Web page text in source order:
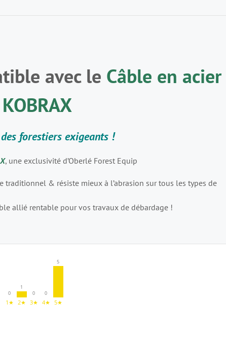
avec le Câble en
KOBRAX
forestiers exigeants !
, une exclusivité d’Oberlé Forest Equip
traditionnel & résiste mieux à l’abrasion sur tous les types de
allié rentable pour vos travaux de débardage !
0
1★
1
2★
0
3★
0
4★
5
5★